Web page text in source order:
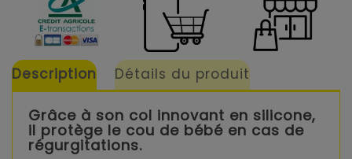
Description Détails du produit
Grâce à son col innovant en silicone,
il protège le cou de bébé en cas de
régurgitations.